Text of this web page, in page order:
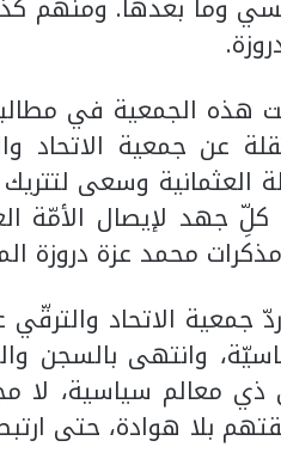
هذه الجمعية في
عن جمعية الاتحاد
العثمانية وسعى
كلِّ جهد لإيصال الأمّة
محمد عزة دروزة
جمعية الاتحاد والترقّي
وانتهى بالسجن
ذي معالم سياسية، لا
بلا هوادة، حتى